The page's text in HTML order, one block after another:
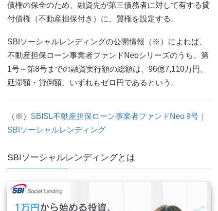
債権の保全のため、融資先が第三債務者に対して有する貸
付債権（不動産担保付き）に、質権を設定する。
SBIソーシャルレンディングの公開情報（※）によれば、
不動産担保ローン事業者ファンドNeoシリーズのうち、第
1号～第8号までの融資実行額の総額は、96億7,110万円。
延滞額・貸倒額、いずれもゼロ円であるという。
（※） SBISL不動産担保ローン事業者ファンドNeo 9号｜
SBIソーシャルレンディング
SBIソーシャルレンディングとは